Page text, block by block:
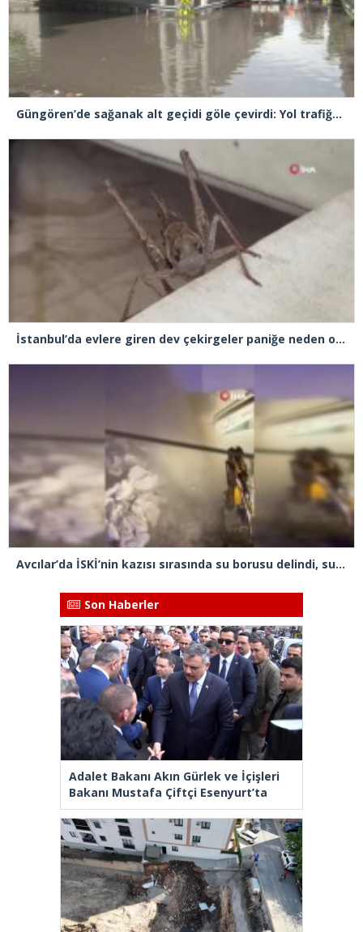
Güngören’de sağanak alt geçidi göle çevirdi: Yol trafiğe kapatıldı
İstanbul’da evlere giren dev çekirgeler paniğe neden oldu
Avcılar’da İSKİ’nin kazısı sırasında su borusu delindi, su metrelerce yüksekliğe fışkırdı
Son Haberler
Adalet Bakanı Akın Gürlek ve İçişleri
Bakanı Mustafa Çiftçi Esenyurt’ta